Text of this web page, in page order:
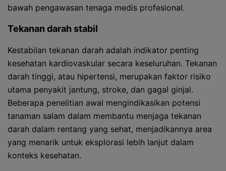
bawah pengawasan tenaga medis profesional.
Tekanan darah stabil
Kestabilan tekanan darah adalah indikator penting
kesehatan kardiovaskular secara keseluruhan. Tekanan
darah tinggi, atau hipertensi, merupakan faktor risiko
utama penyakit jantung, stroke, dan gagal ginjal.
Beberapa penelitian awal mengindikasikan potensi
tanaman salam dalam membantu menjaga tekanan
darah dalam rentang yang sehat, menjadikannya area
yang menarik untuk eksplorasi lebih lanjut dalam
konteks kesehatan.